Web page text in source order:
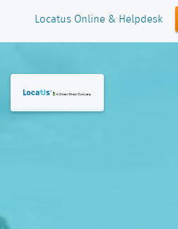
Locatus Online & Helpdesk